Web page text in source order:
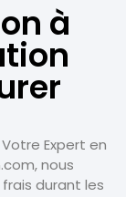
à
Expert en
nous
durant les